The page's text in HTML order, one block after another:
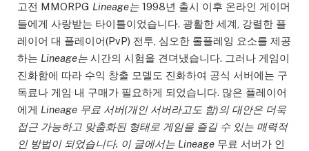
고전 MMORPG Lineage는 1998년 출시 이후 온라인 게이머
들에게 사랑받는 타이틀이었습니다. 광활한 세계, 강렬한 플
레이어 대 플레이어(PvP) 전투, 심오한 롤플레잉 요소를 제공
하는 Lineage는 시간의 시험을 견뎌냈습니다. 그러나 게임이
진화함에 따라 수익 창출 모델도 진화하여 공식 서버에는 구
독료나 게임 내 구매가 필요하게 되었습니다. 많은 플레이어
에게 Lineage 무료 서버(개인 서버라고도 함)의 대안은 더욱
접근 가능하고 맞춤화된 형태로 게임을 즐길 수 있는 매력적
인 방법이 되었습니다. 이 글에서는 Lineage 무료 서버가 인